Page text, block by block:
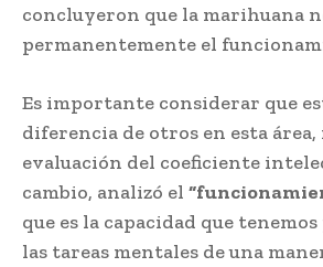
concluyeron que la marihuana
permanentemente el
Es importante considerar que
diferencia de otros en esta área,
evaluación del coeficiente
cambio, analizó el
que es la capacidad que
las tareas mentales de una